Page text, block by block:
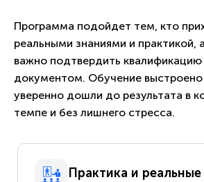
Программа подойдет тем, кто
реальными знаниями и практикой,
важно подтвердить
документом. Обучение
уверенно дошли до результата в
темпе и без лишнего стресса.
Практика и реальные